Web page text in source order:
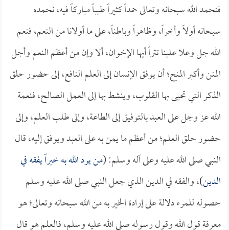
فنحمد الله سبحانه وتعالى حمداً كثيراً طيباً مباركاً فيه، نحمده
سبحانه أولاً وأخراً، وظاهراً وباطناً، على ما أولانا من النعم، فنعم
الله جل وعلا علينا تتراً أيها الإخوان، ألا وإن من أعظم النعم وأجل
المنن وأكبر المنح؛ أن يوفق الإنسان إلى العلم النافع، إلى حضور حلق
الذكر التي تحيى بها القلوب، وينشط بها إلى العمل الصالح، فنعمة
الله عز وجل على العبد بالتوفيق إلى الطاعة، وإلى طلب العلم، وإلى
حضور حلق العلم؛ من أعظم ما يمن به على العبد ويوفق إليه، قال
النبي صلى الله عليه وعلى آله وسلم: (من يرد الله به خيراً يفقه في
الدين)، والفقه في الدين الذي جعل النبي صلى الله عليه وسلم
حصوله للمرء دلالة على إرادة الخير به من الله سبحانه وتعالى؛ هو
معرفة قول الله وقول رسوله صلى الله عليه وسلم، فالعلم هو قال